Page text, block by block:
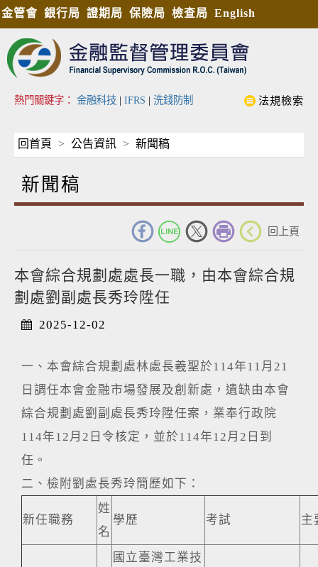
金管會 銀行局 證期局 保險局 檢查局 English
熱門關鍵字： 金融科技 | IFRS | 洗錢防制 法規檢索
回首頁 公告資訊 新聞稿
新聞稿
回上頁
本會綜合規劃處處長一職，由本會綜合規
劃處劉副處長秀玲陞任
2025-12-02
一、本會綜合規劃處林處長羲聖於114年11月21
日調任本會金融市場發展及創新處，遺缺由本會
綜合規劃處劉副處長秀玲陞任案，業奉行政院
114年12月2日令核定，並於114年12月2日到
任。
二、檢附劉處長秀玲簡歷如下：
新任職務
姓
名
學歷 考試 主
國立臺灣工業技